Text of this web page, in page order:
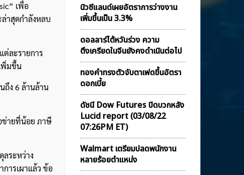
เพื่อ
าสุดกำลังหลบ
ต่ละรายการ
พิ่มขึ้น
ถึง 6 ล้านล้าน
ข่ายที่น้อย ภาษี
ระหว่าง
ารเผาแล้ว ข้อ
นิวซีแลนด์เผยอัตราการว่างงาน
เพิ่มขึ้นเป็น 3.3%
ดอลลาร์ไต้หวันร่วง ความ
ตึงเครียดในจีนยังคงดำเนินต่อไป
ทองคำทรงตัวจับตาเฟดขึ้นอัตรา
ดอกเบี้ย
ดัชนี Dow Futures ปิดบวกหลัง
Lucid report (03/08/22
07:26PM ET)
Walmart เตรียมปลดพนักงาน
หลายร้อยตำแหน่ง